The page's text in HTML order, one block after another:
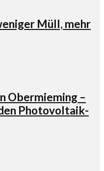
Müll, mehr
Obermieming –
Photovoltaik-